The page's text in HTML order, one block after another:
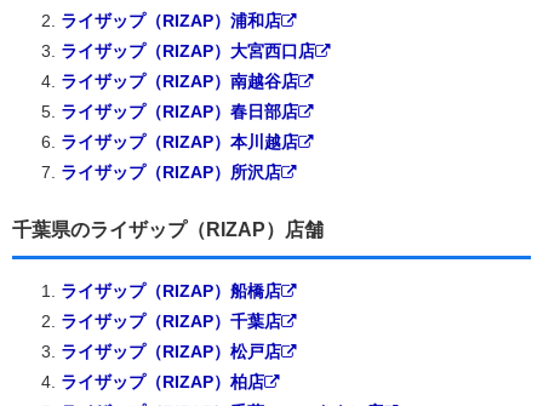
ライザップ（RIZAP）浦和店
ライザップ（RIZAP）大宮西口店
ライザップ（RIZAP）南越谷店
ライザップ（RIZAP）春日部店
ライザップ（RIZAP）本川越店
ライザップ（RIZAP）所沢店
千葉県のライザップ（RIZAP）店舗
ライザップ（RIZAP）船橋店
ライザップ（RIZAP）千葉店
ライザップ（RIZAP）松戸店
ライザップ（RIZAP）柏店